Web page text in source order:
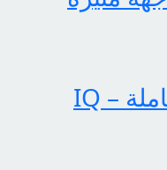
عملياتنا تحقق إنجازات بارزة في الساحة الإخبارية الشاملة – IQ